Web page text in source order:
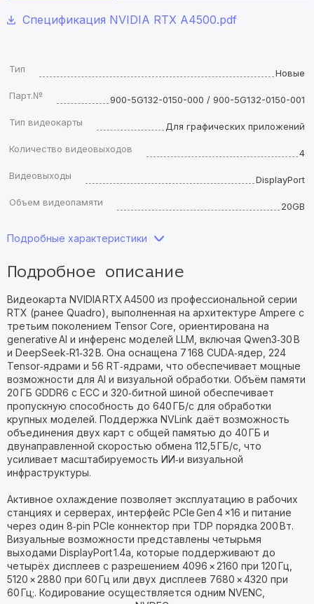
Спецификация NVIDIA RTX A4500.pdf
Тип
Новые
Парт.№
900-5G132-0150-000 / 900-5G132-0150-001
Тип видеокарты
Для графических приложений
Количество видеовыходов
4
Видеовыходы
DisplayPort
Объем видеопамяти
20GB
Подробные характеристики
Подробное описание
Видеокарта NVIDIA RTX A4500 из профессиональной серии
RTX (ранее Quadro), выполненная на архитектуре Ampere с
третьим поколением Tensor Core, ориентирована на
generative AI и инференс моделей LLM, включая Qwen3‑30 B
и DeepSeek‑R1‑32 B. Она оснащена 7 168 CUDA‑ядер, 224
Tensor‑ядрами и 56 RT‑ядрами, что обеспечивает мощные
возможности для AI и визуальной обработки. Объём памяти
20 ГБ GDDR6 с ECC и 320‑битной шиной обеспечивает
пропускную способность до 640 ГБ/с для обработки
крупных моделей. Поддержка NVLink даёт возможность
объединения двух карт с общей памятью до 40 ГБ и
двунаправленной скоростью обмена 112,5 ГБ/с, что
усиливает масштабируемость ИИ‑и визуальной
инфраструктуры.
Активное охлаждение позволяет эксплуатацию в рабочих
станциях и серверах, интерфейс PCIe Gen 4 ×16 и питание
через один 8‑pin PCIe коннектор при TDP порядка 200 Вт.
Визуальные возможности представлены четырьмя
выходами DisplayPort 1.4a, которые поддерживают до
четырёх дисплеев с разрешением 4096 × 2160 при 120 Гц,
5120 × 2880 при 60 Гц или двух дисплеев 7680 × 4320 при
60 Гц;. Кодирование осуществляется одним NVENC,